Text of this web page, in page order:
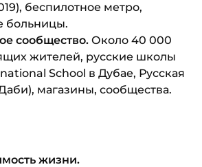
беспилотное метро,
больницы.
сообщество. Около 40 000
жителей, русские школы
School в Дубае, Русская
магазины, сообщества.
жизни.